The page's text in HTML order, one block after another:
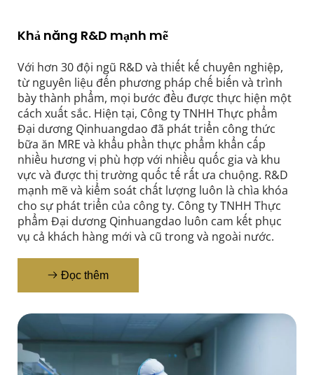
Khả năng R&D mạnh mẽ
Với hơn 30 đội ngũ R&D và thiết kế chuyên nghiệp,
từ nguyên liệu đến phương pháp chế biến và trình
bày thành phẩm, mọi bước đều được thực hiện một
cách xuất sắc. Hiện tại, Công ty TNHH Thực phẩm
Đại dương Qinhuangdao đã phát triển công thức
bữa ăn MRE và khẩu phần thực phẩm khẩn cấp
nhiều hương vị phù hợp với nhiều quốc gia và khu
vực và được thị trường quốc tế rất ưa chuộng. R&D
mạnh mẽ và kiểm soát chất lượng luôn là chìa khóa
cho sự phát triển của công ty. Công ty TNHH Thực
phẩm Đại dương Qinhuangdao luôn cam kết phục
vụ cả khách hàng mới và cũ trong và ngoài nước.
Đọc thêm